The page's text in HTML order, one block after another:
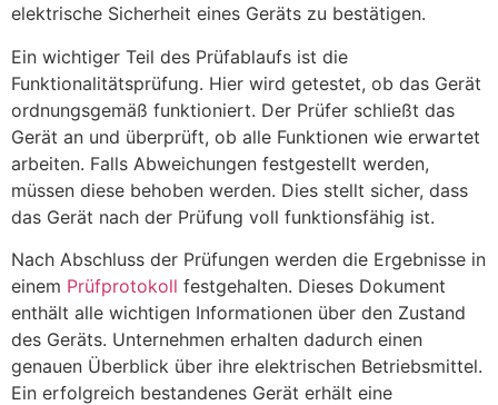
elektrische Sicherheit eines Geräts zu bestätigen.
Ein wichtiger Teil des Prüfablaufs ist die
Funktionalitätsprüfung. Hier wird getestet, ob das Gerät
ordnungsgemäß funktioniert. Der Prüfer schließt das
Gerät an und überprüft, ob alle Funktionen wie erwartet
arbeiten. Falls Abweichungen festgestellt werden,
müssen diese behoben werden. Dies stellt sicher, dass
das Gerät nach der Prüfung voll funktionsfähig ist.
Nach Abschluss der Prüfungen werden die Ergebnisse in
einem Prüfprotokoll festgehalten. Dieses Dokument
enthält alle wichtigen Informationen über den Zustand
des Geräts. Unternehmen erhalten dadurch einen
genauen Überblick über ihre elektrischen Betriebsmittel.
Ein erfolgreich bestandenes Gerät erhält eine